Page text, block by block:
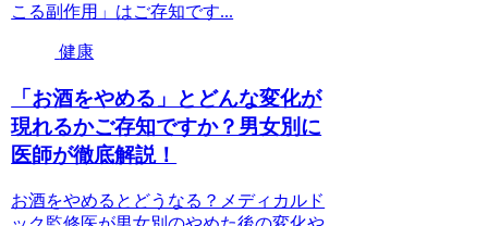
こる副作用」はご存知です...
健康
「お酒をやめる」とどんな変化が
現れるかご存知ですか？男女別に
医師が徹底解説！
お酒をやめるとどうなる？メディカルド